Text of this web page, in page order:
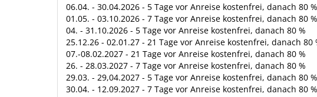
06.04. - 30.04.2026 - 5 Tage vor Anreise kostenfrei, danach 80 %
01.05. - 03.10.2026 - 7 Tage vor Anreise kostenfrei, danach 80 %
04. - 31.10.2026 - 5 Tage vor Anreise kostenfrei, danach 80 %
25.12.26 - 02.01.27 - 21 Tage vor Anreise kostenfrei, danach 80
07.-08.02.2027 - 21 Tage vor Anreise kostenfrei, danach 80 %
26. - 28.03.2027 - 7 Tage vor Anreise kostenfrei, danach 80 %
29.03. - 29,04.2027 - 5 Tage vor Anreise kostenfrei, danach 80 %
30.04. - 12.09.2027 - 7 Tage vor Anreise kostenfrei, danach 80 %